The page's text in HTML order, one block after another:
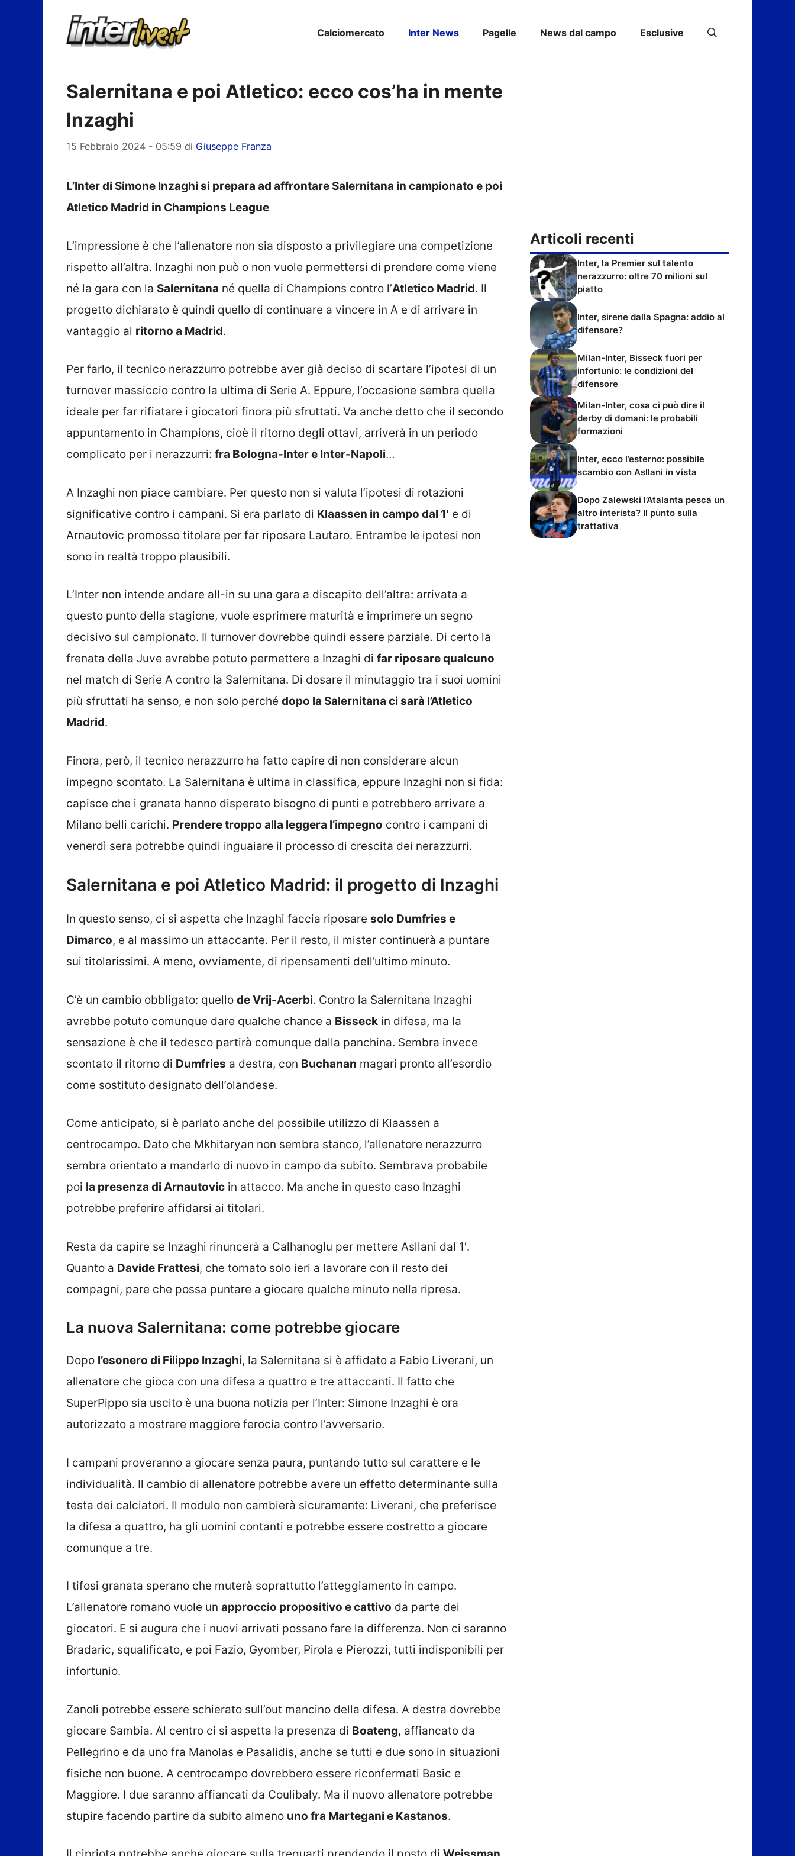
Calciomercato Inter News Pagelle News dal campo Esclusive
Salernitana e poi Atletico: ecco cos’ha in mente
Inzaghi
15 Febbraio 2024 - 05:59 di Giuseppe Franza
L’Inter di Simone Inzaghi si prepara ad affrontare Salernitana in campionato e poi
Atletico Madrid in Champions League
L’impressione è che l’allenatore non sia disposto a privilegiare una competizione
rispetto all’altra. Inzaghi non può o non vuole permettersi di prendere come viene
né la gara con la Salernitana né quella di Champions contro l’Atletico Madrid. Il
progetto dichiarato è quindi quello di continuare a vincere in A e di arrivare in
vantaggio al ritorno a Madrid.
Per farlo, il tecnico nerazzurro potrebbe aver già deciso di scartare l’ipotesi di un
turnover massiccio contro la ultima di Serie A. Eppure, l’occasione sembra quella
ideale per far rifiatare i giocatori finora più sfruttati. Va anche detto che il secondo
appuntamento in Champions, cioè il ritorno degli ottavi, arriverà in un periodo
complicato per i nerazzurri: fra Bologna-Inter e Inter-Napoli…
A Inzaghi non piace cambiare. Per questo non si valuta l’ipotesi di rotazioni
significative contro i campani. Si era parlato di Klaassen in campo dal 1′ e di
Arnautovic promosso titolare per far riposare Lautaro. Entrambe le ipotesi non
sono in realtà troppo plausibili.
L’Inter non intende andare all-in su una gara a discapito dell’altra: arrivata a
questo punto della stagione, vuole esprimere maturità e imprimere un segno
decisivo sul campionato. Il turnover dovrebbe quindi essere parziale. Di certo la
frenata della Juve avrebbe potuto permettere a Inzaghi di far riposare qualcuno
nel match di Serie A contro la Salernitana. Di dosare il minutaggio tra i suoi uomini
più sfruttati ha senso, e non solo perché dopo la Salernitana ci sarà l’Atletico
Madrid.
Finora, però, il tecnico nerazzurro ha fatto capire di non considerare alcun
impegno scontato. La Salernitana è ultima in classifica, eppure Inzaghi non si fida:
capisce che i granata hanno disperato bisogno di punti e potrebbero arrivare a
Milano belli carichi. Prendere troppo alla leggera l’impegno contro i campani di
venerdì sera potrebbe quindi inguaiare il processo di crescita dei nerazzurri.
Salernitana e poi Atletico Madrid: il progetto di Inzaghi
In questo senso, ci si aspetta che Inzaghi faccia riposare solo Dumfries e
Dimarco, e al massimo un attaccante. Per il resto, il mister continuerà a puntare
sui titolarissimi. A meno, ovviamente, di ripensamenti dell’ultimo minuto.
C’è un cambio obbligato: quello de Vrij-Acerbi. Contro la Salernitana Inzaghi
avrebbe potuto comunque dare qualche chance a Bisseck in difesa, ma la
sensazione è che il tedesco partirà comunque dalla panchina. Sembra invece
scontato il ritorno di Dumfries a destra, con Buchanan magari pronto all’esordio
come sostituto designato dell’olandese.
Come anticipato, si è parlato anche del possibile utilizzo di Klaassen a
centrocampo. Dato che Mkhitaryan non sembra stanco, l’allenatore nerazzurro
sembra orientato a mandarlo di nuovo in campo da subito. Sembrava probabile
poi la presenza di Arnautovic in attacco. Ma anche in questo caso Inzaghi
potrebbe preferire affidarsi ai titolari.
Resta da capire se Inzaghi rinuncerà a Calhanoglu per mettere Asllani dal 1′.
Quanto a Davide Frattesi, che tornato solo ieri a lavorare con il resto dei
compagni, pare che possa puntare a giocare qualche minuto nella ripresa.
La nuova Salernitana: come potrebbe giocare
Dopo l’esonero di Filippo Inzaghi, la Salernitana si è affidato a Fabio Liverani, un
allenatore che gioca con una difesa a quattro e tre attaccanti. Il fatto che
SuperPippo sia uscito è una buona notizia per l’Inter: Simone Inzaghi è ora
autorizzato a mostrare maggiore ferocia contro l’avversario.
I campani proveranno a giocare senza paura, puntando tutto sul carattere e le
individualità. Il cambio di allenatore potrebbe avere un effetto determinante sulla
testa dei calciatori. Il modulo non cambierà sicuramente: Liverani, che preferisce
la difesa a quattro, ha gli uomini contanti e potrebbe essere costretto a giocare
comunque a tre.
I tifosi granata sperano che muterà soprattutto l’atteggiamento in campo.
L’allenatore romano vuole un approccio propositivo e cattivo da parte dei
giocatori. E si augura che i nuovi arrivati possano fare la differenza. Non ci saranno
Bradaric, squalificato, e poi Fazio, Gyomber, Pirola e Pierozzi, tutti indisponibili per
infortunio.
Zanoli potrebbe essere schierato sull’out mancino della difesa. A destra dovrebbe
giocare Sambia. Al centro ci si aspetta la presenza di Boateng, affiancato da
Pellegrino e da uno fra Manolas e Pasalidis, anche se tutti e due sono in situazioni
fisiche non buone. A centrocampo dovrebbero essere riconfermati Basic e
Maggiore. I due saranno affiancati da Coulibaly. Ma il nuovo allenatore potrebbe
stupire facendo partire da subito almeno uno fra Martegani e Kastanos.
Articoli recenti
Inter, la Premier sul talento
nerazzurro: oltre 70 milioni sul
piatto
Inter, sirene dalla Spagna: addio al
difensore?
Milan-Inter, Bisseck fuori per
infortunio: le condizioni del
difensore
Milan-Inter, cosa ci può dire il
derby di domani: le probabili
formazioni
Inter, ecco l’esterno: possibile
scambio con Asllani in vista
Dopo Zalewski l’Atalanta pesca un
altro interista? Il punto sulla
trattativa